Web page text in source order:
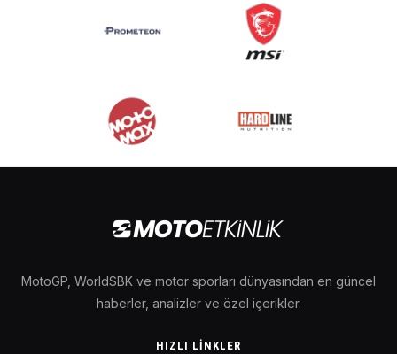
MotoGP, WorldSBK ve motor sporları dünyasından en güncel
haberler, analizler ve özel içerikler.
HIZLI LINKLER